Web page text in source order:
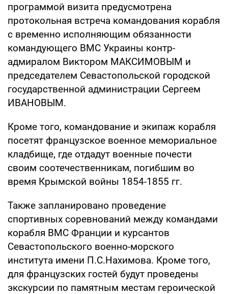
программой визита предусмотрена
протокольная встреча командования корабля
с временно исполняющим обязанности
командующего ВМС Украины контр-
адмиралом Виктором МАКСИМОВЫМ и
председателем Севастопольской городской
государственной администрации Сергеем
ИВАНОВЫМ.
Кроме того, командование и экипаж корабля
посетят французское военное мемориальное
кладбище, где отдадут военные почести
своим соотечественникам, погибшим во
время Крымской войны 1854-1855 гг.
Также запланировано проведение
спортивных соревнований между командами
корабля ВМС Франции и курсантов
Севастопольского военно-морского
института имени П.С.Нахимова. Кроме того,
для французских гостей будут проведены
экскурсии по памятным местам героической